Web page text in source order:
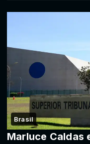
Brasil
Marluce Caldas